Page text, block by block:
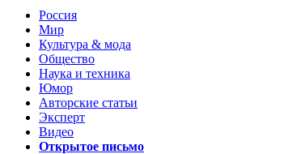
Россия
Мир
Культура & мода
Общество
Наука и техника
Юмор
Авторские статьи
Эксперт
Видео
Открытое письмо